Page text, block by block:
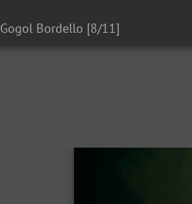
Gogol Bordello [8/11]